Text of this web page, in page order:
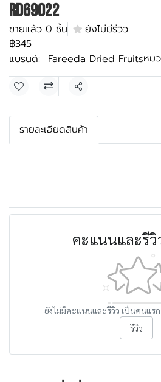
RD69022
ขายแล้ว 0 ชิ้น
ยังไม่มีรีวิว
฿345
แบรนด์:
Fareeda Dried Fruitsหม
แชร์
รายละเอียดสินค้า
คะแนนและรี
ยังไม่มีคะแนนและรีวิว เป็นคนแร
รีวิว